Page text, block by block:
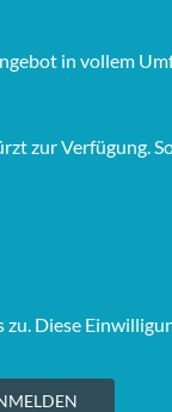
in vollem
zur Verfügung.
zu. Diese